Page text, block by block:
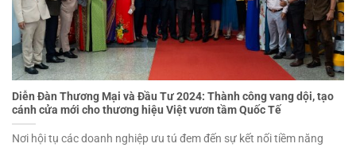
Diễn Đàn Thương Mại và Đầu Tư 2024: Thành công vang dội, tạo
cánh cửa mới cho thương hiệu Việt vươn tầm Quốc Tế
Nơi hội tụ các doanh nghiệp ưu tú đem đến sự kết nối tiềm năng